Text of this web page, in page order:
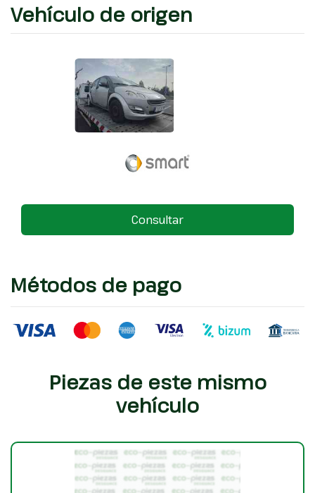
Vehículo de origen
Consultar
Métodos de pago
Piezas de este mismo
vehículo